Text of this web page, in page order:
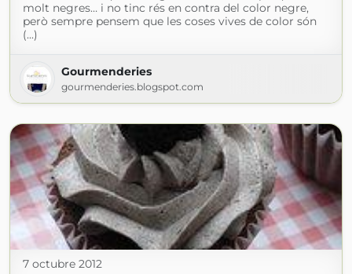
molt negres… i no tinc rés en contra del color negre,
però sempre pensem que les coses vives de color són
(...)
Gourmenderies
gourmenderies.blogspot.com
7 octubre 2012